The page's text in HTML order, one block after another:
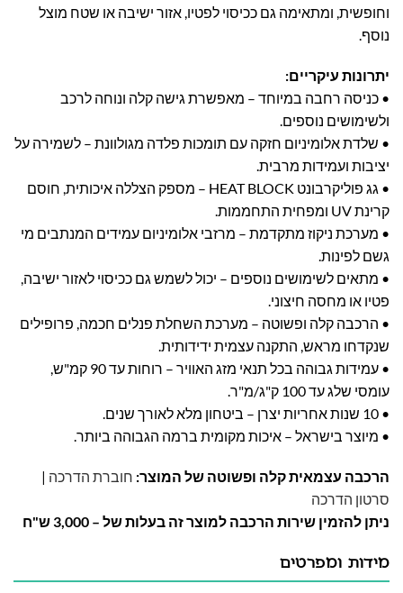
וחופשית, ומתאימה גם ככיסוי לפטיו, אזור ישיבה או שטח מוצל
נוסף.
יתרונות עיקריים:
• כניסה רחבה במיוחד – מאפשרת גישה קלה ונוחה לרכב
ולשימושים נוספים.
• שלדת אלומיניום חזקה עם תומכות פלדה מגולוונת – לשמירה על
יציבות ועמידות מרבית.
• גג פוליקרבונט HEAT BLOCK – מספק הצללה איכותית, חוסם
קרינת UV ומפחית התחממות.
• מערכת ניקוז מתקדמת – מרזבי אלומיניום עמידים המנתבים מי
גשם לפינות.
• מתאים לשימושים נוספים – יכול לשמש גם ככיסוי לאזור ישיבה,
פטיו או מחסה חיצוני.
• הרכבה קלה ופשוטה – מערכת השחלת פנלים חכמה, פרופילים
שנקדחו מראש, התקנה עצמית ידידותית.
• עמידות גבוהה בכל תנאי מזג האוויר – רוחות עד 90 קמ"ש,
עומסי שלג עד 100 ק"ג/מ"ר.
• 10 שנות אחריות יצרן – ביטחון מלא לאורך שנים.
• מיוצר בישראל – איכות מקומית ברמה הגבוהה ביותר.
הרכבה עצמאית קלה ופשוטה של המוצר: חוברת הדרכה |
סרטון הדרכה
ניתן להזמין שירות הרכבה למוצר זה בעלות של – 3,000 ש"ח
מידות ומפרטים